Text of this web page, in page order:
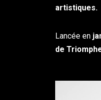
artistiques.
Lancée en
de